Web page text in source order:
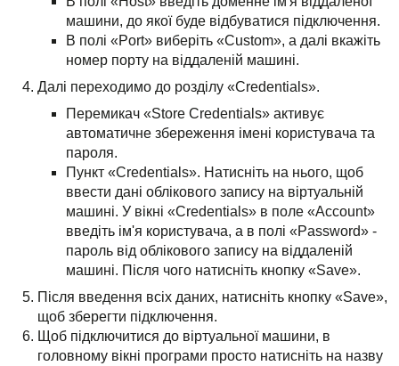
машини, до якої буде відбуватися підключення.
В полі «Port» виберіть «Custom», а далі вкажіть
номер порту на віддаленій машині.
Далі переходимо до розділу «Credentials».
Перемикач «Store Credentials» активує
автоматичне збереження імені користувача та
пароля.
Пункт «Credentials». Натисніть на нього, щоб
ввести дані облікового запису на віртуальній
машині. У вікні «Credentials» в поле «Account»
введіть ім'я користувача, а в полі «Password» -
пароль від облікового запису на віддаленій
машині. Після чого натисніть кнопку «Save».
Після введення всіх даних, натисніть кнопку «Save»,
щоб зберегти підключення.
Щоб підключитися до віртуальної машини, в
головному вікні програми просто натисніть на назву